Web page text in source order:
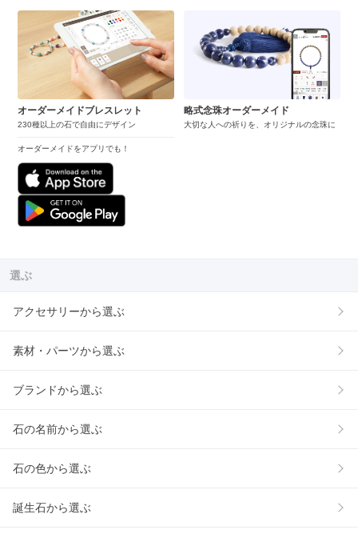
オーダーメイドブレスレット
230種以上の石で自由にデザイン
オーダーメイドをアプリでも！
略式念珠オーダーメイド
大切な人への祈りを、オリジナルの念珠に
選ぶ
アクセサリーから選ぶ
素材・パーツから選ぶ
ブランドから選ぶ
石の名前から選ぶ
石の色から選ぶ
誕生石から選ぶ